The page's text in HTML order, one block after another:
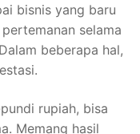
bisnis yang baru
selama
beberapa hal,
rupiah, bisa
Memang hasil